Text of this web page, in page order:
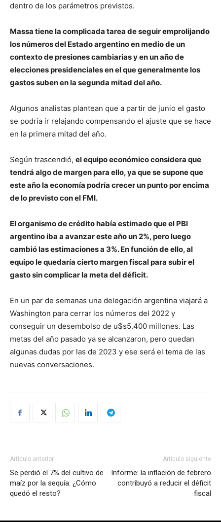
dentro de los parámetros previstos.
Massa tiene la complicada tarea de seguir emprolijando
los números del Estado argentino en medio de un
contexto de presiones cambiarias y en un año de
elecciones presidenciales en el que generalmente los
gastos suben en la segunda mitad del año.
Algunos analistas plantean que a partir de junio el gasto
se podría ir relajando compensando el ajuste que se hace
en la primera mitad del año.
Según trascendió, el equipo económico considera que
tendrá algo de margen para ello, ya que se supone que
este año la economía podría crecer un punto por encima
de lo previsto con el FMI.
El organismo de crédito había estimado que el PBI
argentino iba a avanzar este año un 2%, pero luego
cambió las estimaciones a 3%. En función de ello, al
equipo le quedaría cierto margen fiscal para subir el
gasto sin complicar la meta del déficit.
En un par de semanas una delegación argentina viajará a
Washington para cerrar los números del 2022 y
conseguir un desembolso de u$s5.400 millones. Las
metas del año pasado ya se alcanzaron, pero quedan
algunas dudas por las de 2023 y ese será el tema de las
nuevas conversaciones.
Artículo anterior
Se perdió el 7% del cultivo de
maíz por la sequía: ¿Cómo
quedó el resto?
Artículo siguiente
Informe: la inflación de febrero
contribuyó a reducir el déficit
fiscal